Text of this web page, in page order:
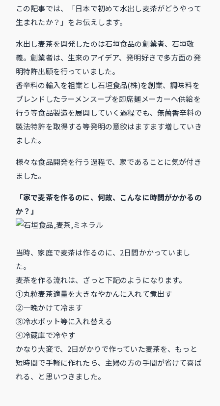
この記事では、「日本で初めて水出し麦茶がどうやって
生まれたか？」をお伝えします。
水出し麦茶を開発したのは石垣食品の創業者、石垣敬
義。創業者は、生来のアイデア、発明好きで多方面の発
明特許出願を行っていました。
香辛料の輸入を祖業とし石垣食品(株)を創業、調味料を
ブレンドしたラーメンスープを即席麺メーカーへ供給を
行う等食品製造を展開していく過程でも、無菌香辛料の
製法特許を取得する等発明の意欲はますます増していき
ました。
様々な食品開発を行う過程で、家であることに気が付き
ました。
「家で麦茶を作るのに、何故、こんなに時間がかかるの
か？」
当時、家庭で麦茶は作るのに、2日間かかっていまし
た。
麦茶を作る流れは、ざっと下記のようになります。
①丸粒麦茶適量を大きなやかんに入れて煮出す
②一晩かけて冷ます
③冷水ポット等に入れ替える
④冷蔵庫で冷やす
かなり大変で、2日がかりで作っていた麦茶を、もっと
短時間で手軽に作れたら、主婦の方の手間が省けて喜ば
れる、と思いつきました。